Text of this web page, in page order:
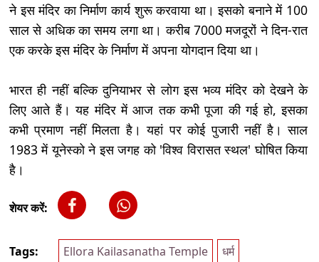
ने इस मंदिर का निर्माण कार्य शुरू करवाया था। इसको बनाने में 100
साल से अधिक का समय लगा था। करीब 7000 मजदूरों ने दिन-रात
एक करके इस मंदिर के निर्माण में अपना योगदान दिया था।
भारत ही नहीं बल्कि दुनियाभर से लोग इस भव्य मंदिर को देखने के
लिए आते हैं। यह मंदिर में आज तक कभी पूजा की गई हो, इसका
कभी प्रमाण नहीं मिलता है। यहां पर कोई पुजारी नहीं है। साल
1983 में यूनेस्को ने इस जगह को 'विश्व विरासत स्थल' घोषित किया
है।
शेयर करें:
Tags: Ellora Kailasanatha Temple धर्म